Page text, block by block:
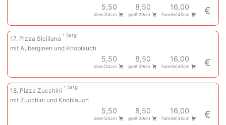
5,50
klein|24cm
8,50
groß|29cm
16,00
Familie|40cm €
17. Pizza Siciliana
a g
mit Auberginen und Knoblauch
5,50
klein|24cm
8,50
groß|29cm
16,00
Familie|40cm €
18. Pizza Zucchini
a g
mit Zucchini und Knoblauch
5,50
klein|24cm
8,50
groß|29cm
16,00
Familie|40cm €